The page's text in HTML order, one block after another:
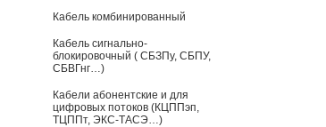
Кабель комбинированный
Кабель сигнально-
блокировочный ( СБЗПу, СБПУ,
СБВГнг…)
Кабели абонентские и для
цифровых потоков (КЦППэп,
ТЦППт, ЭКС-ТАСЭ…)